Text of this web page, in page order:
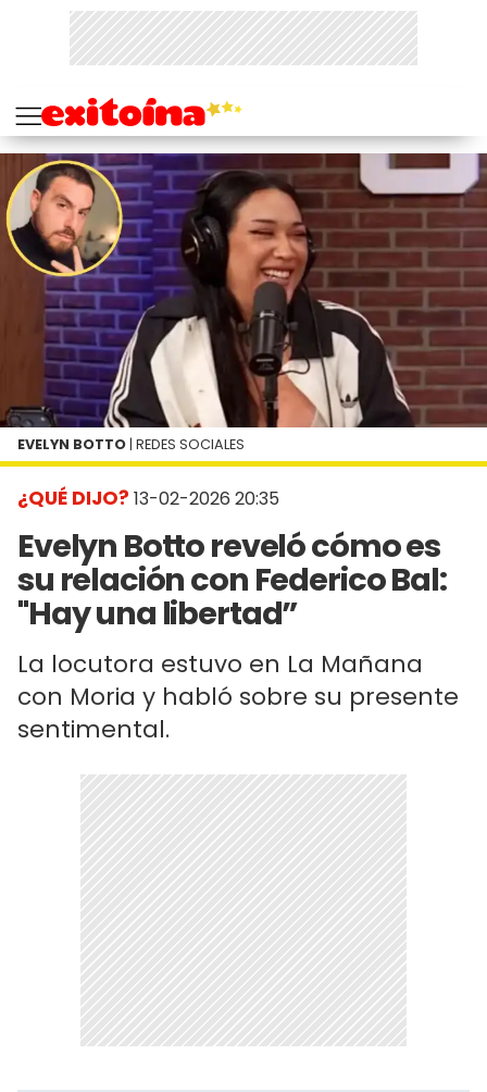
¿QUÉ DIJO? 13-02-2026 20:35
Evelyn Botto reveló cómo es
su relación con Federico Bal:
"Hay una libertad”
La locutora estuvo en La Mañana
con Moria y habló sobre su presente
sentimental.
EVELYN BOTTO | REDES SOCIALES